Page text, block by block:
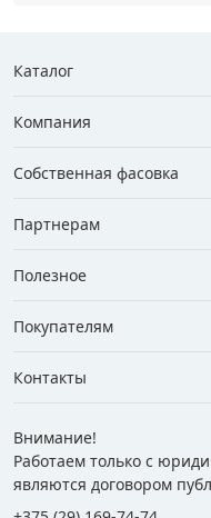
Каталог
Компания
Собственная фасовка
Партнерам
Полезное
Покупателям
Контакты
Внимание!
Работаем только с
являются договором